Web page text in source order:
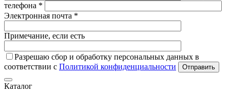
телефона *
Электронная почта *
Примечание, если есть
Разрешаю сбор и обработку персональных данных в
соответствии с Политикой конфиденциальности Отправить
Каталог